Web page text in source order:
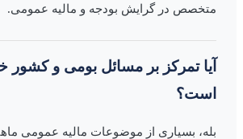
متخصص در گرایش بودجه و مالیه عمومی.
آیا تمرکز بر مسائل بومی و
است؟
بله، بسیاری از موضوعات مالیه عمومی